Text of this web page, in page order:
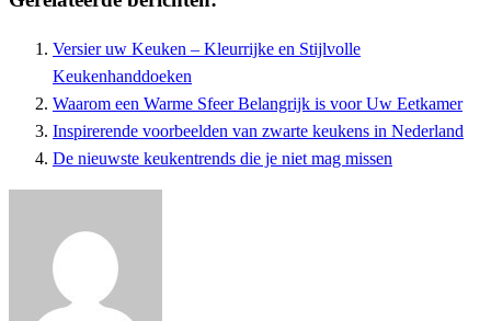
Versier uw Keuken – Kleurrijke en Stijlvolle
Keukenhanddoeken
Waarom een Warme Sfeer Belangrijk is voor Uw Eetkamer
Inspirerende voorbeelden van zwarte keukens in Nederland
De nieuwste keukentrends die je niet mag missen